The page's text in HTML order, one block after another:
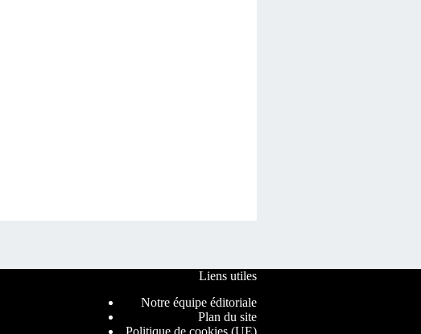
Liens utiles
Notre équipe éditoriale
Plan du site
Politique de cookies (UE)